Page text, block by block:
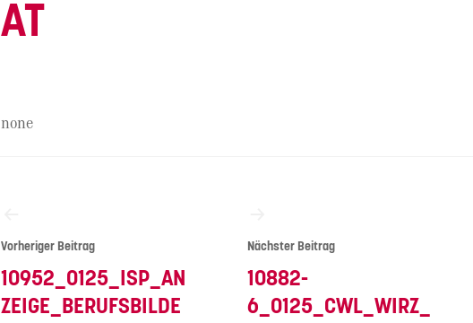
AT
none
Vorheriger Beitrag
10952_0125_ISP_AN
ZEIGE_BERUFSBILDE
Nächster Beitrag
10882-
6_0125_CWL_WIRZ_